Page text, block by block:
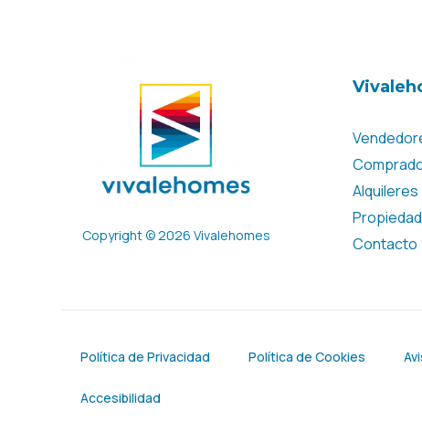
Copyright © 2026 Vivalehomes
Alquileres
Contacto
Política de Privacidad Política de Cookies
Accesibilidad